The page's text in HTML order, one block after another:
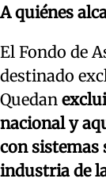
A quiénes
El Fondo de
destinado
Quedan
nacional y
con sistemas
industria de